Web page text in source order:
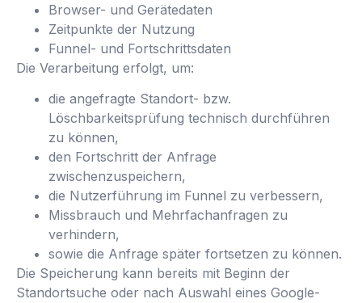
Browser- und Gerätedaten
Zeitpunkte der Nutzung
Funnel- und Fortschrittsdaten
Die Verarbeitung erfolgt, um:
die angefragte Standort- bzw.
Löschbarkeitsprüfung technisch durchführen
zu können,
den Fortschritt der Anfrage
zwischenzuspeichern,
die Nutzerführung im Funnel zu verbessern,
Missbrauch und Mehrfachanfragen zu
verhindern,
sowie die Anfrage später fortsetzen zu können.
Die Speicherung kann bereits mit Beginn der
Standortsuche oder nach Auswahl eines Google-